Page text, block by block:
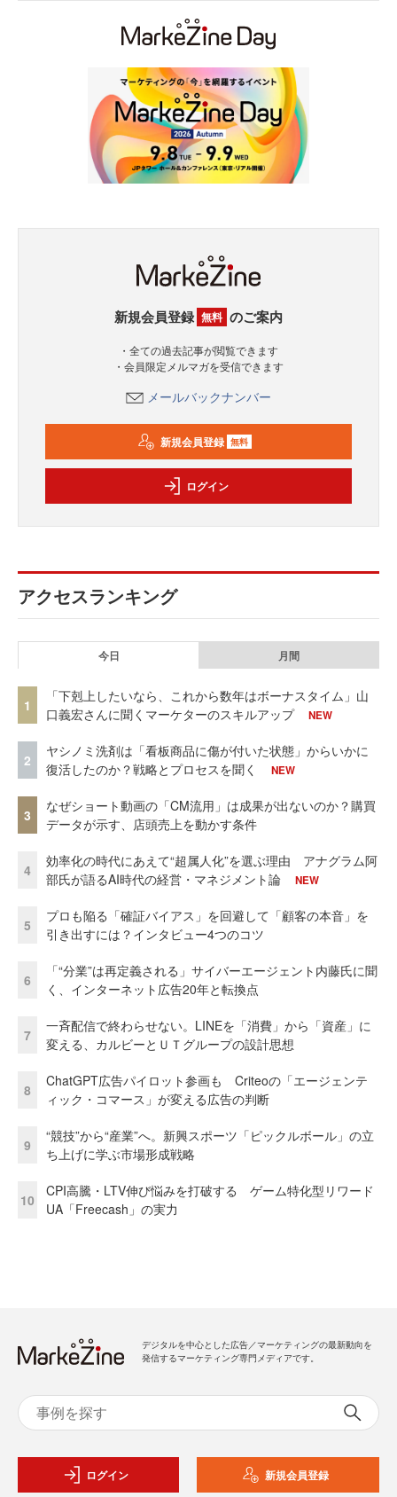
新規会員登録 無料 のご案内
・全ての過去記事が閲覧できます
・会員限定メルマガを受信できます
メールバックナンバー
新規会員登録 無料
ログイン
アクセスランキング
今日 月間
1
「下剋上したいなら、これから数年はボーナスタイム」山
口義宏さんに聞くマーケターのスキルアップ
NEW
2
ヤシノミ洗剤は「看板商品に傷が付いた状態」からいかに
復活したのか？戦略とプロセスを聞く
NEW
3
なぜショート動画の「CM流用」は成果が出ないのか？購買
データが示す、店頭売上を動かす条件
4
効率化の時代にあえて“超属人化”を選ぶ理由 アナグラム阿
部氏が語るAI時代の経営・マネジメント論
NEW
5
プロも陥る「確証バイアス」を回避して「顧客の本音」を
引き出すには？インタビュー4つのコツ
6
「“分業”は再定義される」サイバーエージェント内藤氏に聞
く、インターネット広告20年と転換点
7
一斉配信で終わらせない。LINEを「消費」から「資産」に
変える、カルビーとＵＴグループの設計思想
8
ChatGPT広告パイロット参画も Criteoの「エージェンテ
ィック・コマース」が変える広告の判断
9
“競技”から“産業”へ。新興スポーツ「ピックルボール」の立
ち上げに学ぶ市場形成戦略
10
CPI高騰・LTV伸び悩みを打破する ゲーム特化型リワード
UA「Freecash」の実力
デジタルを中心とした広告／マーケティングの最新動向を
発信するマーケティング専門メディアです。
ログイン 新規会員登録